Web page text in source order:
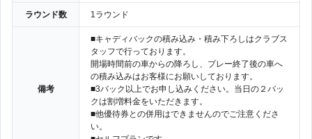
ラウンド数 1ラウンド
備考
■キャディバックの積み込み・積み下ろしはクラブス
タッフで行っております。
開場時間前の車からの降ろし、プレー終了後の車へ
の積み込みはお客様にお願いしております。
■3バック以上でお申し込みください。当日の２バッ
クは割増料金をいただきます。
■他優待券との併用はできませんのでご注意くださ
い。